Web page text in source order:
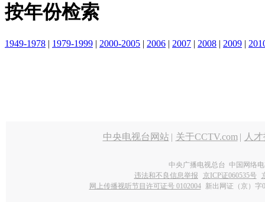
按年份检索
1949-1978 | 1979-1999 | 2000-2005 | 2006 | 2007 | 2008 | 2009 |
中央电视台网站 | 关于CCTV.com | 人
中央广播电视总台 中国网络
违法和不良信息举报
京ICP证060535号
网上传播视听节目许可证号 0102004 新出网证（京）